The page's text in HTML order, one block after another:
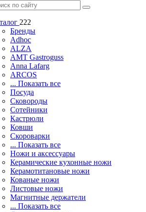
222
Бренды
Adhoc
ALZA
AMT Gastroguss
Anna Lafarg
ARCOS
... Показать все
Посуда
Сковороды
Сотейники
Кастрюли
Ковши
Скороварки
... Показать все
Ножи и аксессуары
Керамические кухонные ножи
Керамотитановые ножи
Кованые ножи
Листовые ножи
Магнитные держатели
... Показать все